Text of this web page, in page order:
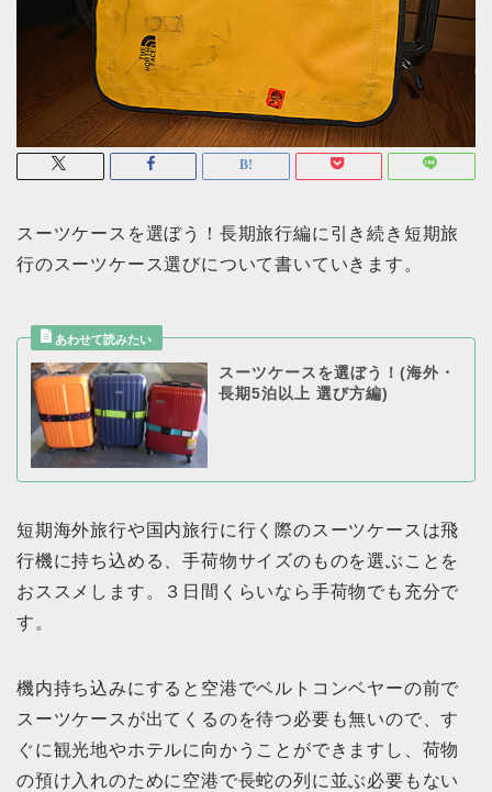
スーツケースを選ぼう！長期旅行編に引き続き短期旅
行のスーツケース選びについて書いていきます。
スーツケースを選ぼう！(海外・
長期5泊以上 選び方編)
短期海外旅行や国内旅行に行く際のスーツケースは飛
行機に持ち込める、手荷物サイズのものを選ぶことを
おススメします。３日間くらいなら手荷物でも充分で
す。
機内持ち込みにすると空港でベルトコンベヤーの前で
スーツケースが出てくるのを待つ必要も無いので、す
ぐに観光地やホテルに向かうことができますし、荷物
の預け入れのために空港で長蛇の列に並ぶ必要もない